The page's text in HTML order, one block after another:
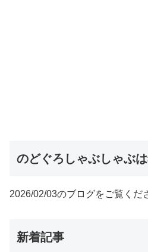
のどぐろしゃぶしゃぶ
2026/02/03のブログをご覧くだ
新着記事